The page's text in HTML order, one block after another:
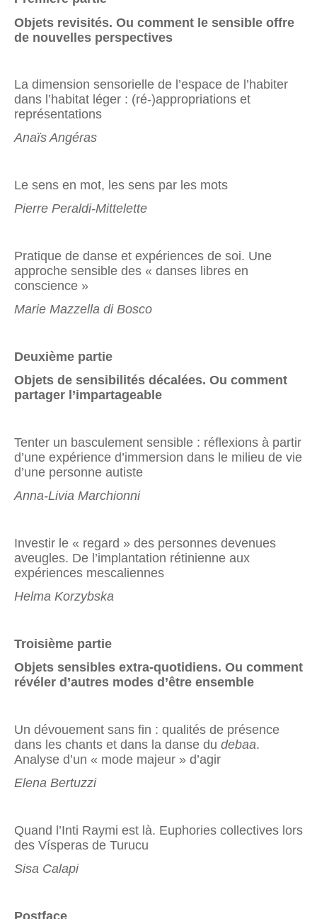
Objets revisités. Ou comment le sensible offre
de nouvelles perspectives
La dimension sensorielle de l’espace de l’habiter
dans l’habitat léger : (ré-)appropriations et
représentations
Anaïs Angéras
Le sens en mot, les sens par les mots
Pierre Peraldi-Mittelette
Pratique de danse et expériences de soi. Une
approche sensible des « danses libres en
conscience »
Marie Mazzella di Bosco
Deuxième partie
Objets de sensibilités décalées. Ou comment
partager l’impartageable
Tenter un basculement sensible : réflexions à partir
d’une expérience d’immersion dans le milieu de vie
d’une personne autiste
Anna-Livia Marchionni
Investir le « regard » des personnes devenues
aveugles. De l’implantation rétinienne aux
expériences mescaliennes
Helma Korzybska
Troisième partie
Objets sensibles extra-quotidiens. Ou comment
révéler d’autres modes d’être ensemble
Un dévouement sans fin : qualités de présence
dans les chants et dans la danse du debaa.
Analyse d’un « mode majeur » d’agir
Elena Bertuzzi
Quand l’Inti Raymi est là. Euphories collectives lors
des Vísperas de Turucu
Sisa Calapi
Postface